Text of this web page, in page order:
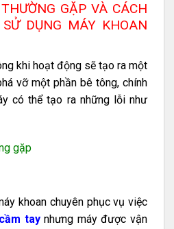
GẶP VÀ CÁCH
DỤNG MÁY KHOAN
khi hoạt động sẽ tạo ra một
vỡ một phần bê tông, chính
có thể tạo ra những lỗi như
gặp
khoan chuyên phục vụ việc
taynhưng máy được vận